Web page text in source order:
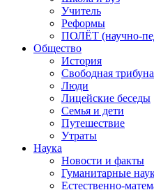
Учитель
Реформы
ПОЛЁТ (научно-
Общество
История
Свободная трибуна
Люди
Лицейские беседы
Семья и дети
Путешествие
Утраты
Наука
Новости и факты
Гуманитарные
Естественно-